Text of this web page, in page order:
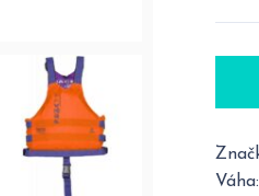
Váha: